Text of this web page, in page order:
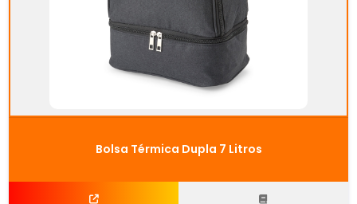
Bolsa Térmica Dupla 7 Litros